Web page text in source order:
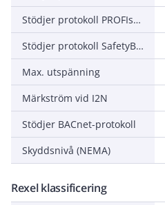
Stödjer protokoll PROFIsafe
Stödjer protokoll SafetyBUS p
Max. utspänning
Märkström vid I2N
Stödjer BACnet-protokoll
Skyddsnivå (NEMA)
Rexel klassificering